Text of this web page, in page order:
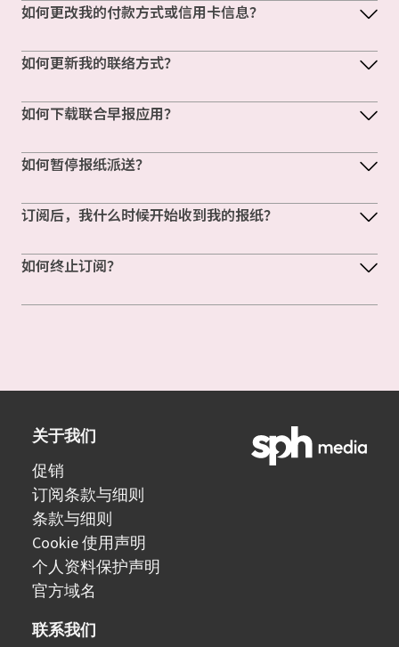
如何更改我的付款方式或信用卡信息？
如何更新我的联络方式？
如何下载联合早报应用？
如何暂停报纸派送？
订阅后，我什么时候开始收到我的报纸？
如何终止订阅？
关于我们
促销
订阅条款与细则
条款与细则
Cookie 使用声明
个人资料保护声明
官方域名
联系我们